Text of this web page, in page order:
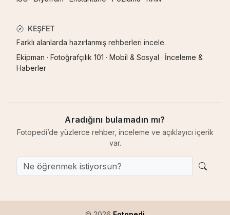
KEŞFET
Farklı alanlarda hazırlanmış rehberleri incele.
Ekipman · Fotoğrafçılık 101 · Mobil & Sosyal · İnceleme &
Haberler
Aradığını bulamadın mı?
Fotopedi’de yüzlerce rehber, inceleme ve açıklayıcı içerik
var.